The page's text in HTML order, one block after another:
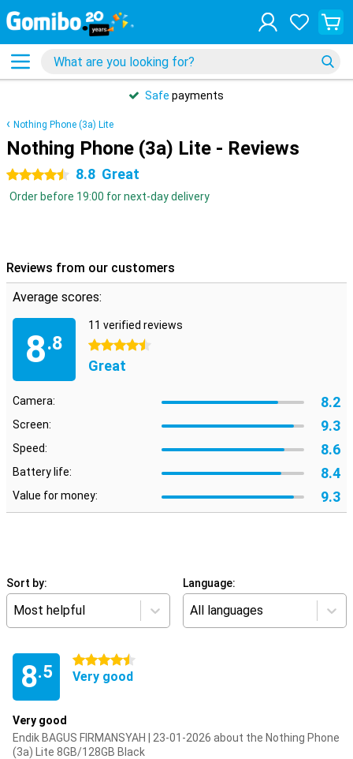
Safe payments
Nothing Phone (3a) Lite
Nothing Phone (3a) Lite - Reviews
4.5 stars 8.8 Great
Order before 19:00 for next-day delivery
Reviews from our customers
Average scores:
8.8
11 verified reviews
4.5 stars
Great
Camera: 8.2
Screen: 9.3
Speed: 8.6
Battery life: 8.4
Value for money: 9.3
Sort by:
Most helpful
Language:
All languages
8.5
4.5 stars
Very good
Very good
Endik BAGUS FIRMANSYAH | 23-01-2026 about the Nothing Phone
(3a) Lite 8GB/128GB Black